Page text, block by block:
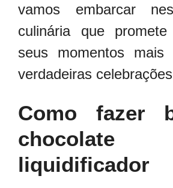
vamos embarcar
culinária que promete
seus momentos mais
verdadeiras
Como fazer
liquidificador